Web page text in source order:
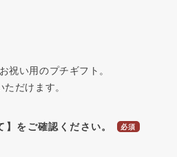
祝い用のプチギフト。
だけます。
をご確認ください。